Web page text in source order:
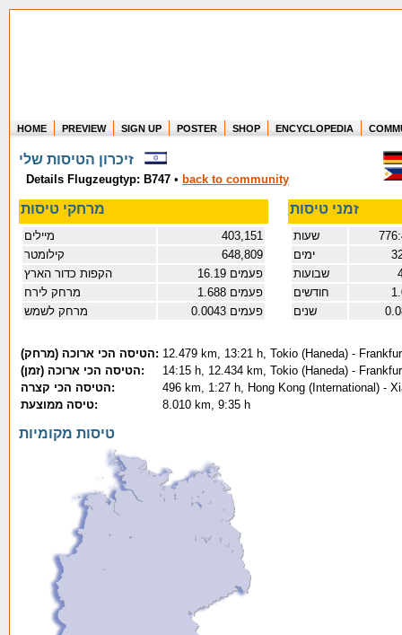
Where in the world have you flown?
How long have you been in the air?
Create your own FlightMemory and see!
HOME PREVIEW SIGN UP POSTER SHOP ENCYCLOPEDIA
Details Flugzeugtyp: B747 • back to community
מרחקי טיסות זמני טיסות
מיילים
403,151
קילומטר
648,809
16.19 פעמים
מרחק לירח
1.688 פעמים
מרחק לשמש
0.0043 פעמים
ימים
שבועות
חודשים
שנים
(הטיסה הכי ארוכה (מרחק: 12.479 km, 13:21 h, Tokio (Haneda) -
(הטיסה הכי ארוכה (זמן:
14:15 h, 12.434 km, Tokio (Haneda) -
הטיסה הכי קצרה:
496 km, 1:27 h, Hong Kong (International) -
טיסה ממוצעת:
8.010 km, 9:35 h
טיסות מקומיות